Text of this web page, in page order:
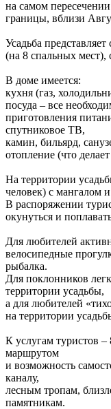
на самом
границы, вблизи
Усадьба
(на 8 спальных мест),
В доме имеется:
кухня (газ,
посуда – все
приготовления
спутниковое ТВ,
камин, бильярд,
отопление (что
На территории
человек) с мангалом
В распоряжении
окунуться и
Для любителей
велосипедные
рыбалка.
Для поклонников
территории усадьбы,
а для любителей
на территории
К услугам туристов
маршрутом
и возможность
каналу,
лесным тропам,
памятникам.